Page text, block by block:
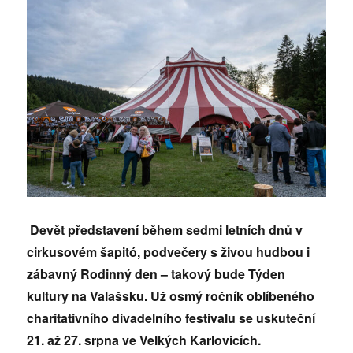
Devět představení během sedmi letních dnů v
cirkusovém šapitó, podvečery s živou hudbou i
zábavný Rodinný den – takový bude Týden
kultury na Valašsku. Už osmý ročník oblíbeného
charitativního divadelního festivalu se uskuteční
21. až 27. srpna ve Velkých Karlovicích.